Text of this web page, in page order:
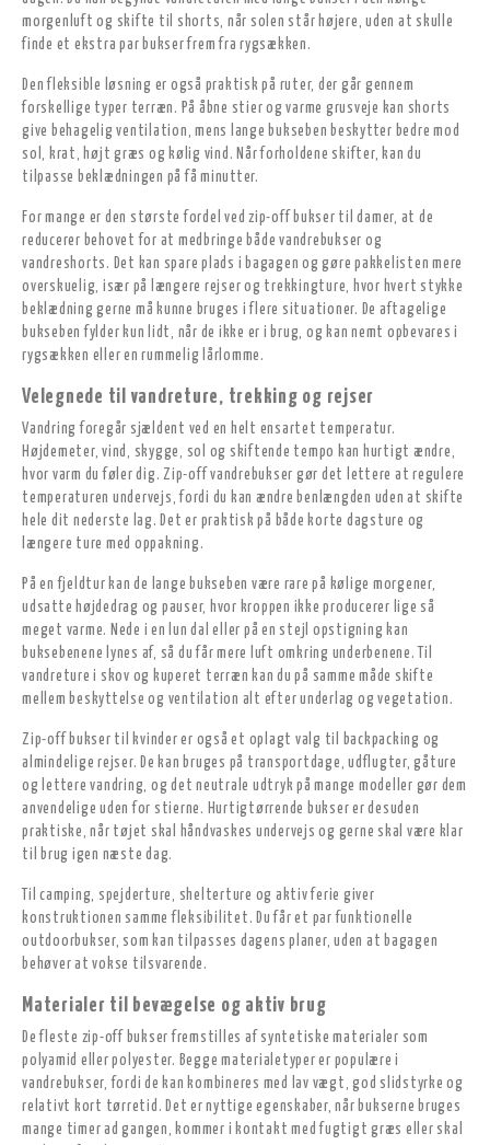
morgenluft og skifte til shorts, når solen står højere, uden at skulle
finde et ekstra par bukser frem fra rygsækken.
Den fleksible løsning er også praktisk på ruter, der går gennem
forskellige typer terræn. På åbne stier og varme grusveje kan shorts
give behagelig ventilation, mens lange bukseben beskytter bedre mod
sol, krat, højt græs og kølig vind. Når forholdene skifter, kan du
tilpasse beklædningen på få minutter.
For mange er den største fordel ved zip-off bukser til damer, at de
reducerer behovet for at medbringe både vandrebukser og
vandreshorts. Det kan spare plads i bagagen og gøre pakkelisten mere
overskuelig, især på længere rejser og trekkingture, hvor hvert stykke
beklædning gerne må kunne bruges i flere situationer. De aftagelige
bukseben fylder kun lidt, når de ikke er i brug, og kan nemt opbevares i
rygsækken eller en rummelig lårlomme.
Velegnede til vandreture, trekking og rejser
Vandring foregår sjældent ved en helt ensartet temperatur.
Højdemeter, vind, skygge, sol og skiftende tempo kan hurtigt ændre,
hvor varm du føler dig. Zip-off vandrebukser gør det lettere at regulere
temperaturen undervejs, fordi du kan ændre benlængden uden at skifte
hele dit nederste lag. Det er praktisk på både korte dagsture og
længere ture med oppakning.
På en fjeldtur kan de lange bukseben være rare på kølige morgener,
udsatte højdedrag og pauser, hvor kroppen ikke producerer lige så
meget varme. Nede i en lun dal eller på en stejl opstigning kan
buksebenene lynes af, så du får mere luft omkring underbenene. Til
vandreture i skov og kuperet terræn kan du på samme måde skifte
mellem beskyttelse og ventilation alt efter underlag og vegetation.
Zip-off bukser til kvinder er også et oplagt valg til backpacking og
almindelige rejser. De kan bruges på transportdage, udflugter, gåture
og lettere vandring, og det neutrale udtryk på mange modeller gør dem
anvendelige uden for stierne. Hurtigtørrende bukser er desuden
praktiske, når tøjet skal håndvaskes undervejs og gerne skal være klar
til brug igen næste dag.
Til camping, spejderture, shelterture og aktiv ferie giver
konstruktionen samme fleksibilitet. Du får et par funktionelle
outdoorbukser, som kan tilpasses dagens planer, uden at bagagen
behøver at vokse tilsvarende.
Materialer til bevægelse og aktiv brug
De fleste zip-off bukser fremstilles af syntetiske materialer som
polyamid eller polyester. Begge materialetyper er populære i
vandrebukser, fordi de kan kombineres med lav vægt, god slidstyrke og
relativt kort tørretid. Det er nyttige egenskaber, når bukserne bruges
mange timer ad gangen, kommer i kontakt med fugtigt græs eller skal